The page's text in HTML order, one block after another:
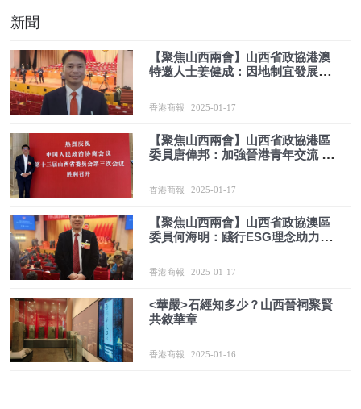
新聞
【聚焦山西兩會】山西省政協港澳
特邀人士姜健成：因地制宜發展新
香港商報 2025-01-17
【聚焦山西兩會】山西省政協港區
委員唐偉邦：加強晉港青年交流 為
香港商報 2025-01-17
【聚焦山西兩會】山西省政協澳區
委員何海明：踐行ESG理念助力山
香港商報 2025-01-17
<華嚴>石經知多少？山西晉祠聚賢
共敘華章
香港商報 2025-01-16